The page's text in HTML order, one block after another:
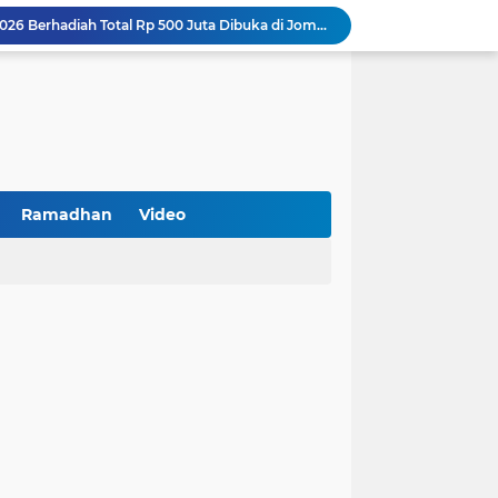
Turnamen PKDI Cup II 2026 Berhadiah Total Rp 500 Juta Dibuka di Jombang, Ketua PKDI Jatim Syaifullah Mahdi: Ajang Silaturrahmi dan Media Komunikasi Antar-Kades untuk Memajukan Desa
Kemerdekaan
Kemenkop Tekankan Peran Strategis Manajer dalam Menentukan Keberhasilan KDKMP
Ramadhan Video